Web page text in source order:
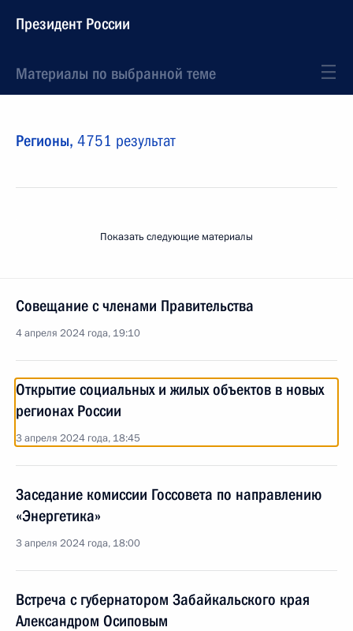
Президент России
Материалы по выбранной теме
Регионы, 4751 результат
Показать следующие материалы
Совещание с членами Правительства
4 апреля 2024 года, 19:10
Открытие социальных и жилых объектов в новых
регионах России
3 апреля 2024 года, 18:45
Заседание комиссии Госсовета по направлению
«Энергетика»
3 апреля 2024 года, 18:00
Встреча с губернатором Забайкальского края
Александром Осиповым